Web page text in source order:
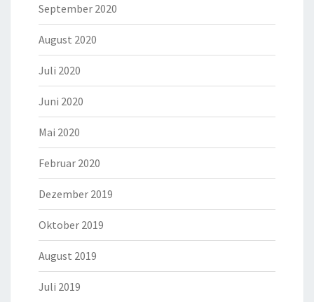
September 2020
August 2020
Juli 2020
Juni 2020
Mai 2020
Februar 2020
Dezember 2019
Oktober 2019
August 2019
Juli 2019